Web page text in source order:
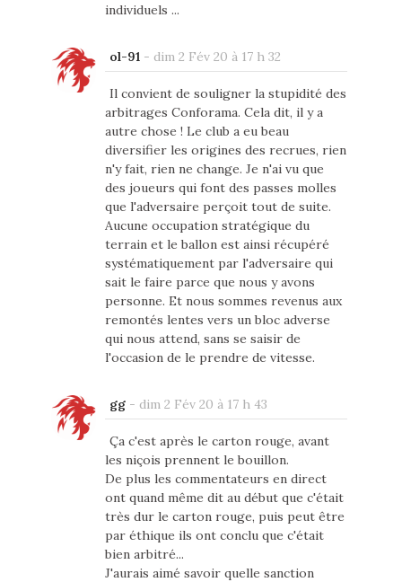
individuels ...
ol-91 - dim 2 Fév 20 à 17 h 32
Il convient de souligner la stupidité des
arbitrages Conforama. Cela dit, il y a
autre chose ! Le club a eu beau
diversifier les origines des recrues, rien
n'y fait, rien ne change. Je n'ai vu que
des joueurs qui font des passes molles
que l'adversaire perçoit tout de suite.
Aucune occupation stratégique du
terrain et le ballon est ainsi récupéré
systématiquement par l'adversaire qui
sait le faire parce que nous y avons
personne. Et nous sommes revenus aux
remontés lentes vers un bloc adverse
qui nous attend, sans se saisir de
l'occasion de le prendre de vitesse.
gg- dim 2 Fév 20 à 17 h 43
Ça c'est après le carton rouge, avant
les niçois prennent le bouillon.
De plus les commentateurs en direct
ont quand même dit au début que c'était
très dur le carton rouge, puis peut être
par éthique ils ont conclu que c'était
bien arbitré...
J'aurais aimé savoir quelle sanction